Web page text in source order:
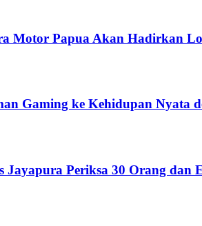
Motor Papua Akan Hadirkan
Gaming ke Kehidupan Nyata
Jayapura Periksa 30 Orang dan